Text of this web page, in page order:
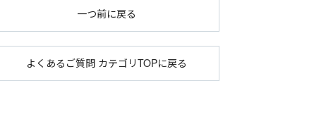
一つ前に戻る
よくあるご質問 カテゴリTOPに戻る